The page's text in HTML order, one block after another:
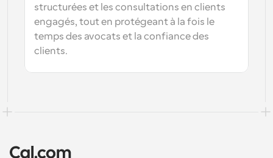
structurées et les consultations en clients
engagés, tout en protégeant à la fois le
temps des avocats et la confiance des
clients.